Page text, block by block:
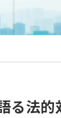
る法的